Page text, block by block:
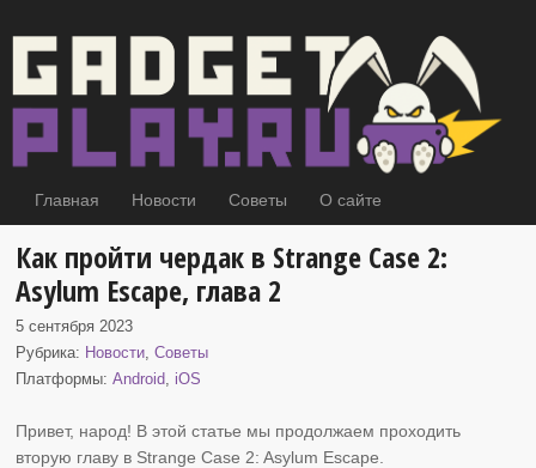
Главная Новости Советы О сайте
Как пройти чердак в Strange Case 2:
Asylum Escape, глава 2
5 сентября 2023
Рубрика: Новости,Советы
Платформы:Android, iOS
Привет, народ! В этой статье мы продолжаем проходить
вторую главу в Strange Case 2: Asylum Escape.